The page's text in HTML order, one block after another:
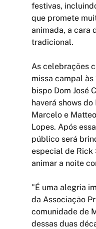
festivas,
que promete
animada, a cara
tradicional.
As celebrações
missa campal
bispo Dom José
haverá shows
Marcelo e
Lopes. Após
público será
especial de Rick
animar a noite
"É uma alegria
da Associação
comunidade de
dessas duas